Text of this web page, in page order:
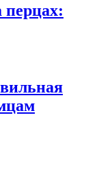
перцах: